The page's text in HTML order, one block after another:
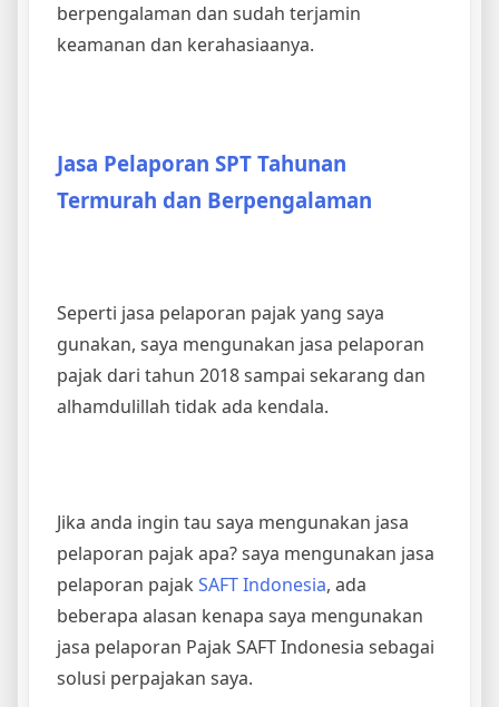
berpengalaman dan sudah terjamin
keamanan dan kerahasiaanya.
Jasa Pelaporan SPT Tahunan
Termurah dan Berpengalaman
Seperti jasa pelaporan pajak yang saya
gunakan, saya mengunakan jasa pelaporan
pajak dari tahun 2018 sampai sekarang dan
alhamdulillah tidak ada kendala.
Jika anda ingin tau saya mengunakan jasa
pelaporan pajak apa? saya mengunakan jasa
pelaporan pajak SAFT Indonesia, ada
beberapa alasan kenapa saya mengunakan
jasa pelaporan Pajak SAFT Indonesia sebagai
solusi perpajakan saya.